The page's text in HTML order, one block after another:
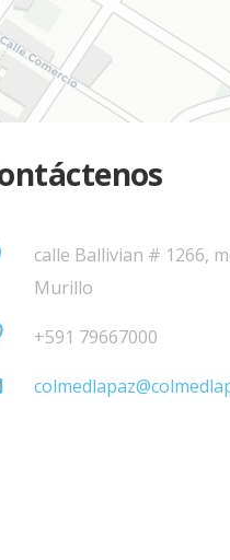
calle Ballivian # 1266,
Murillo
+591 79667000